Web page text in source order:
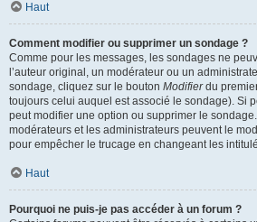
Haut
Comment modifier ou supprimer un sondage ?
Comme pour les messages, les sondages ne
l’auteur original, un modérateur ou un
sondage, cliquez sur le bouton Modifierdu
toujours celui auquel est associé le sondage). Si
peut modifier une option ou supprimer le
modérateurs et les administrateurs peuvent le
pour empêcher le trucage en changeant les
Haut
Pourquoi ne puis-je pas accéder à un forum ?